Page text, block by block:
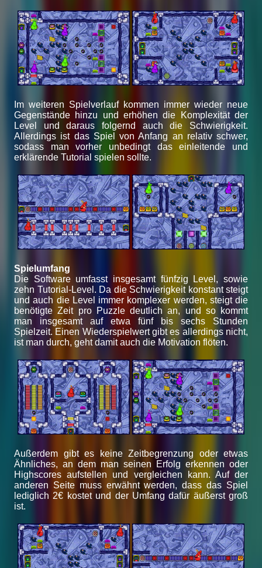
Im weiteren Spielverlauf kommen immer wieder neue
Gegenstände hinzu und erhöhen die Komplexität der
Level und daraus folgernd auch die Schwierigkeit.
Allerdings ist das Spiel von Anfang an relativ schwer,
sodass man vorher unbedingt das einleitende und
erklärende Tutorial spielen sollte.
Spielumfang
Die Software umfasst insgesamt fünfzig Level, sowie
zehn Tutorial-Level. Da die Schwierigkeit konstant steigt
und auch die Level immer komplexer werden, steigt die
benötigte Zeit pro Puzzle deutlich an, und so kommt
man insgesamt auf etwa fünf bis sechs Stunden
Spielzeit. Einen Wiederspielwert gibt es allerdings nicht,
ist man durch, geht damit auch die Motivation flöten.
Außerdem gibt es keine Zeitbegrenzung oder etwas
Ähnliches, an dem man seinen Erfolg erkennen oder
Highscores aufstellen und vergleichen kann. Auf der
anderen Seite muss erwähnt werden, dass das Spiel
lediglich 2€ kostet und der Umfang dafür äußerst groß
ist.